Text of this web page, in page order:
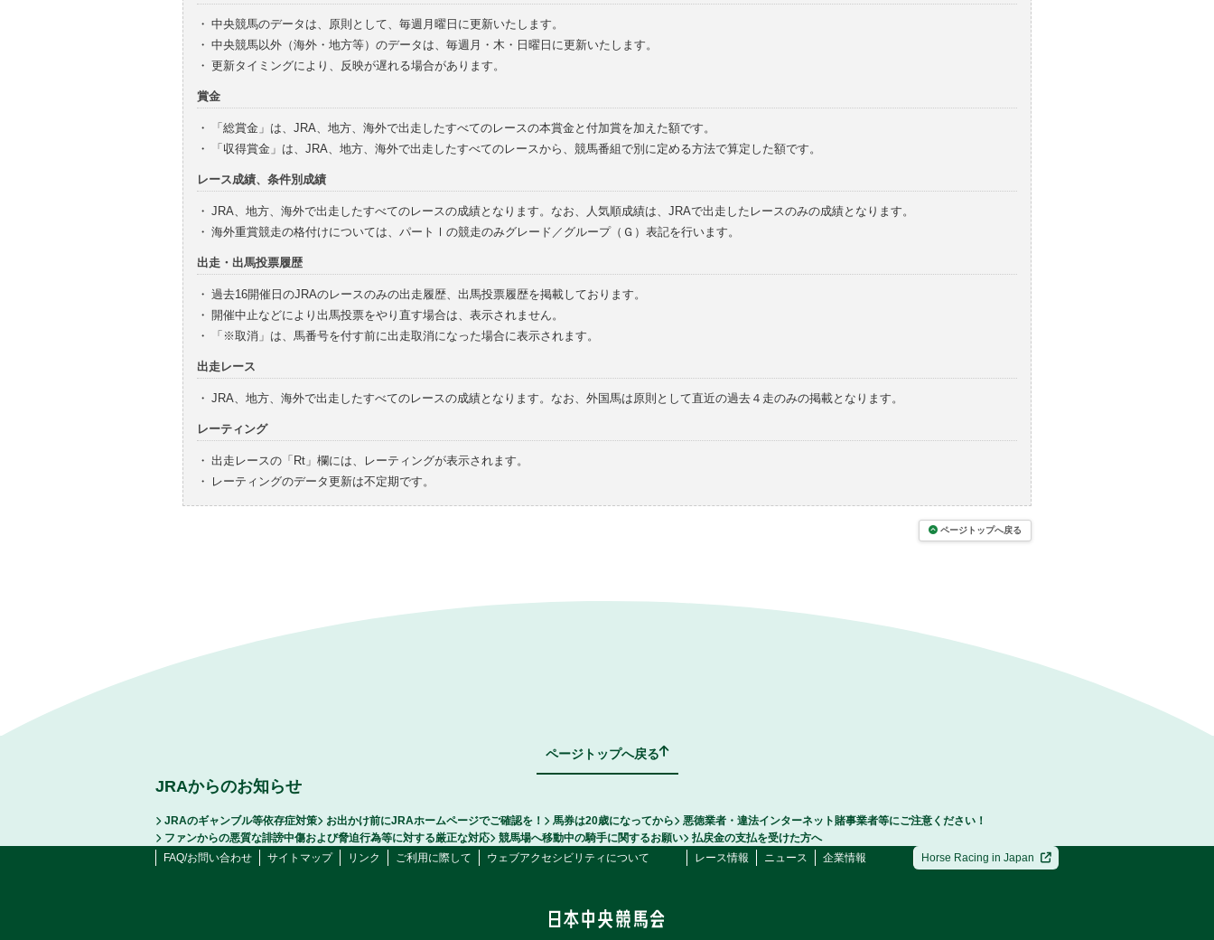
・ 中央競馬のデータは、原則として、毎週月曜日に更新いたします。
・ 中央競馬以外（海外・地方等）のデータは、毎週月・木・日曜日に更新いたします。
・ 更新タイミングにより、反映が遅れる場合があります。
賞金
・
「総賞金」は、JRA、地方、海外で出走したすべてのレースの本賞金と付加賞を加えた額です。
・
「収得賞金」は、JRA、地方、海外で出走したすべてのレースから、競馬番組で別に定める方法で算定した額です。
レース成績、条件別成績
・ JRA、地方、海外で出走したすべてのレースの成績となります。なお、人気順成績は、JRAで出走したレースのみの成績となります。
・ 海外重賞競走の格付けについては、パートⅠの競走のみグレード／グループ（Ｇ）表記を行います。
出走・出馬投票履歴
・ 過去16開催日のJRAのレースのみの出走履歴、出馬投票履歴を掲載しております。
・ 開催中止などにより出馬投票をやり直す場合は、表示されません。
・
「※取消」は、馬番号を付す前に出走取消になった場合に表示されます。
出走レース
・ JRA、地方、海外で出走したすべてのレースの成績となります。なお、外国馬は原則として直近の過去４走のみの掲載となります。
レーティング
・ 出走レースの「Rt」欄には、レーティングが表示されます。
・
レーティングのデータ更新は不定期です。
ページトップへ戻る
ページトップへ戻る
JRAからのお知らせ
JRAのギャンブル等依存症対策 お出かけ前にJRAホームページでご確認を！ 馬券は20歳になってから
悪徳業者・違法インターネット賭事業者等にご注意ください！
ファンからの悪質な誹謗中傷および脅迫行為等に対する厳正な対応
競馬場へ移動中の騎手に関するお願い
払戻金の支払を受けた方へ
FAQ/お問い合わせ
サイトマップ リンク ご利用に際して ウェブアクセシビリティについて レース情報 ニュース 企業情報 Horse Racing in Japan